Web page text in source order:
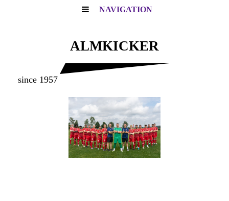
NAVIGATION
ALMKICKER
since 1957